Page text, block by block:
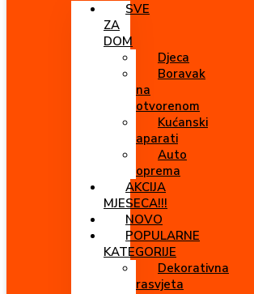
SVE
ZA
DOM
Djeca
Boravak
na
otvorenom
Kućanski
aparati
Auto
oprema
AKCIJA
MJESECA!!!
NOVO
POPULARNE
KATEGORIJE
Dekorativna
rasvjeta